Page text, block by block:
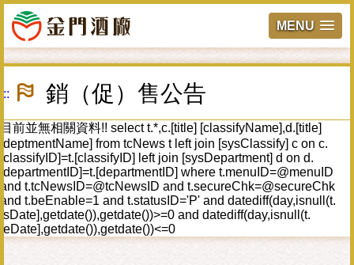
MENU
跳
主
內
容
區
塊
::: 銷（促）售公告
目前並無相關資料!! select t.*,c.[title] [classifyName],d.[title]
[deptmentName] from tcNews t left join [sysClassify] c on c.
[classifyID]=t.[classifyID] left join [sysDepartment] d on d.
[departmentID]=t.[departmentID] where t.menuID=@menuID
and t.tcNewsID=@tcNewsID and t.secureChk=@secureChk
and t.beEnable=1 and t.statusID='P' and datediff(day,isnull(t.
[sDate],getdate()),getdate())>=0 and datediff(day,isnull(t.
[eDate],getdate()),getdate())<=0